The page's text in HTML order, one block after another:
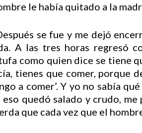
le había quitado a la
se fue y me dejó
A las tres horas regresó
como quien dice se tiene
tienes que comer, porque
a comer’. Y yo no sabía
quedó salado y crudo,
que cada vez que el